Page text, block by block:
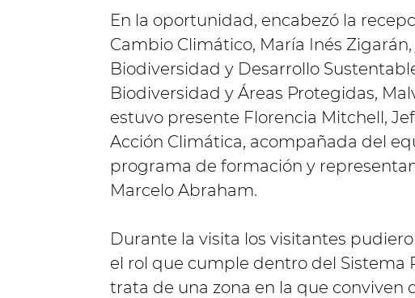
En la oportunidad, encabezó la
Cambio Climático, María Inés
Biodiversidad y Desarrollo
Biodiversidad y Áreas Protegidas,
estuvo presente Florencia Mitchell,
Acción Climática, acompañada del
programa de formación y
Marcelo Abraham.
Durante la visita los visitantes
el rol que cumple dentro del Sistema
trata de una zona en la que conviven